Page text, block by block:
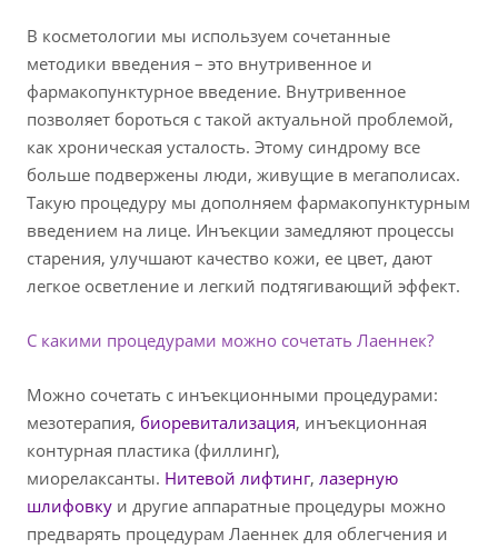
В косметологии мы используем сочетанные
методики введения – это внутривенное и
фармакопунктурное введение. Внутривенное
позволяет бороться с такой актуальной проблемой,
как хроническая усталость. Этому синдрому все
больше подвержены люди, живущие в мегаполисах.
Такую процедуру мы дополняем фармакопунктурным
введением на лице. Инъекции замедляют процессы
старения, улучшают качество кожи, ее цвет, дают
легкое осветление и легкий подтягивающий эффект.
С какими процедурами можно сочетать Лаеннек?
Можно сочетать с инъекционными процедурами:
мезотерапия, биоревитализация, инъекционная
контурная пластика (филлинг),
миорелаксанты. Нитевой лифтинг, лазерную
шлифовку и другие аппаратные процедуры можно
предварять процедурам Лаеннек для облегчения и